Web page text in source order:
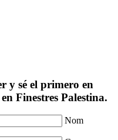
y sé el primero en
Finestres Palestina.
Nom